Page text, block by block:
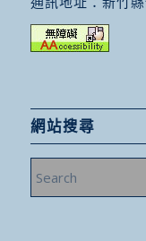
網站搜尋